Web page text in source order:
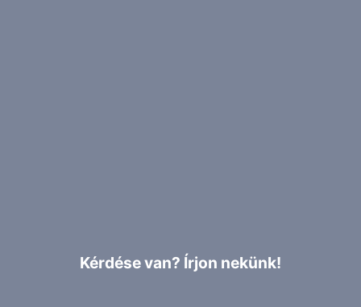
Kérdése van? Írjon nekünk!